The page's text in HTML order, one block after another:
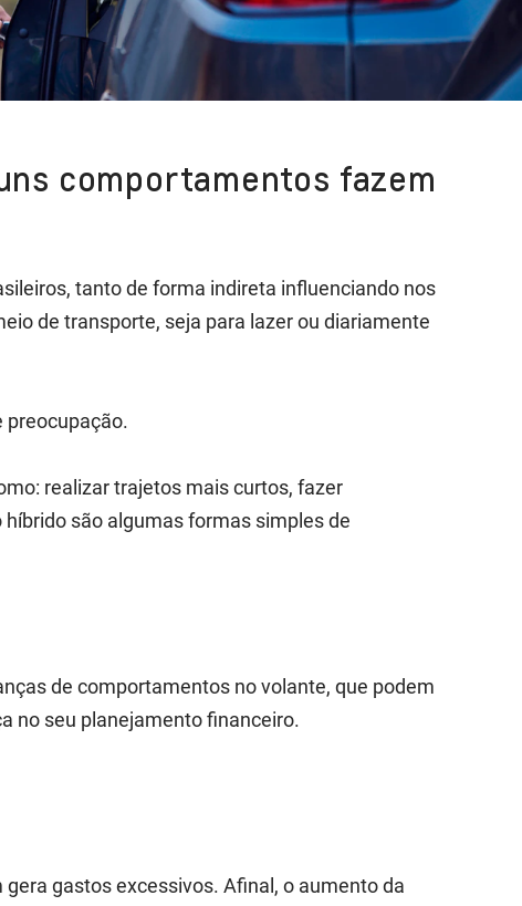
comportamentos fazem
tanto de forma indireta influenciando nos
de transporte, seja para lazer ou diariamente
preocupação.
realizar trajetos mais curtos, fazer
são algumas formas simples de
de comportamentos no volante, que podem
no seu planejamento financeiro.
gastos excessivos. Afinal, o aumento da